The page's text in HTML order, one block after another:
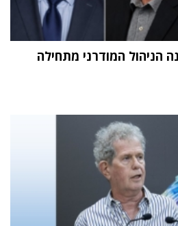
הניהול המודרני מתחילה